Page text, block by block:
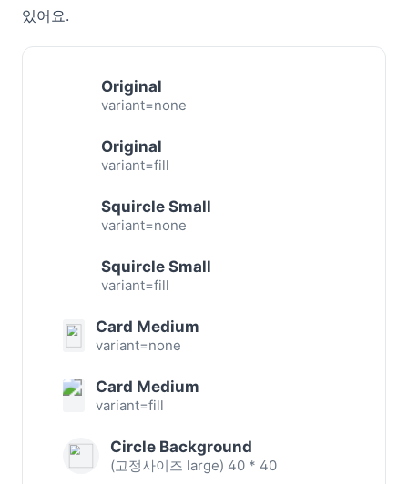
있어요.
Original
variant=none
Original
variant=fill
Squircle Small
variant=none
Squircle Small
variant=fill
Card Medium
variant=none
Card Medium
variant=fill
Circle Background
(고정사이즈 large) 40 * 40